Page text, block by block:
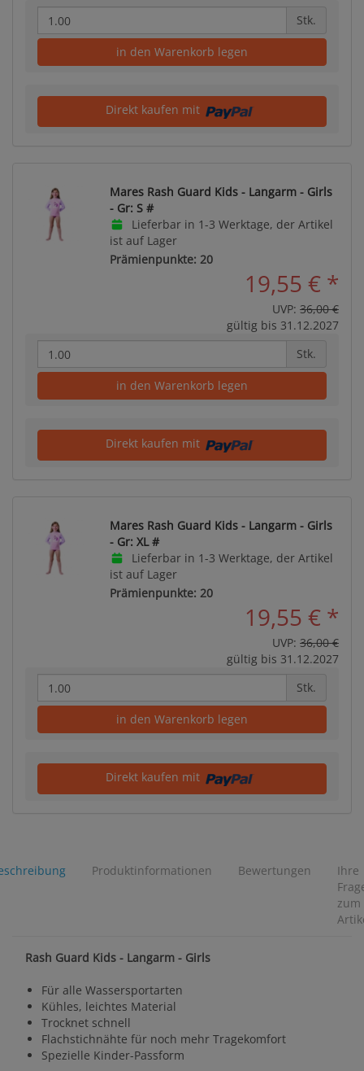
Stk.
in den Warenkorb legen
Direkt kaufen mit
Mares Rash Guard Kids - Langarm - Girls
- Gr: S #
Lieferbar in 1-3 Werktage, der Artikel
ist auf Lager
Prämienpunkte: 20
19,55 € *
UVP: 36,00 €
gültig bis 31.12.2027
Stk.
in den Warenkorb legen
Direkt kaufen mit
Mares Rash Guard Kids - Langarm - Girls
- Gr: XL #
Lieferbar in 1-3 Werktage, der Artikel
ist auf Lager
Prämienpunkte: 20
19,55 € *
UVP: 36,00 €
gültig bis 31.12.2027
Stk.
in den Warenkorb legen
Direkt kaufen mit
Produktinformationen Bewertungen
Ihre
zum
Rash Guard Kids - Langarm - Girls
Für alle Wassersportarten
Kühles, leichtes Material
Trocknet schnell
Flachstichnähte für noch mehr Tragekomfort
Spezielle Kinder-Passform